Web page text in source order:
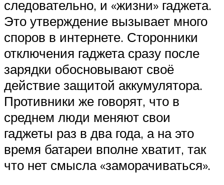
следовательно, и «жизни» гаджета.
Это утверждение вызывает много
споров в интернете. Сторонники
отключения гаджета сразу после
зарядки обосновывают своё
действие защитой аккумулятора.
Противники же говорят, что в
среднем люди меняют свои
гаджеты раз в два года, а на это
время батареи вполне хватит, так
что нет смысла «заморачиваться».